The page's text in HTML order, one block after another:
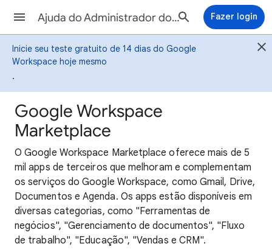
Ajuda do Administrador do Google Workspace Fazer login
Inicie seu teste gratuito de 14 dias do Google
Workspace hoje mesmo
.
Google Workspace
Marketplace
O Google Workspace Marketplace oferece mais de 5
mil apps de terceiros que melhoram e complementam
os serviços do Google Workspace, como Gmail, Drive,
Documentos e Agenda. Os apps estão disponíveis em
diversas categorias, como "Ferramentas de
negócios", "Gerenciamento de documentos", "Fluxo
de trabalho", "Educação", "Vendas e CRM".